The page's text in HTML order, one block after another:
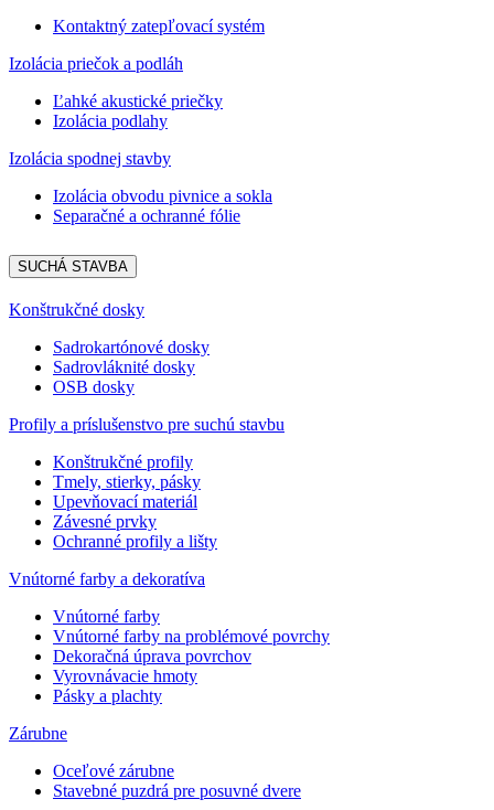
Kontaktný zatepľovací systém
Izolácia priečok a podláh
Ľahké akustické priečky
Izolácia podlahy
Izolácia spodnej stavby
Izolácia obvodu pivnice a sokla
Separačné a ochranné fólie
SUCHÁ STAVBA
Konštrukčné dosky
Sadrokartónové dosky
Sadrovláknité dosky
OSB dosky
Profily a príslušenstvo pre suchú stavbu
Konštrukčné profily
Tmely, stierky, pásky
Upevňovací materiál
Závesné prvky
Ochranné profily a lišty
Vnútorné farby a dekoratíva
Vnútorné farby
Vnútorné farby na problémové povrchy
Dekoračná úprava povrchov
Vyrovnávacie hmoty
Pásky a plachty
Zárubne
Oceľové zárubne
Stavebné puzdrá pre posuvné dvere